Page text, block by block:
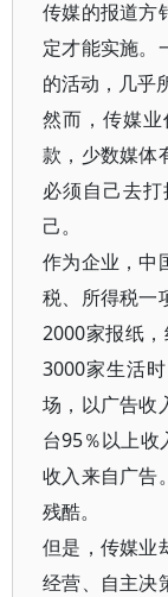
传媒的报道方
定才能实施。
的活动，几乎
然而，传媒
款，少数媒体
必须自己去
己。
作为企业，中
税、所得税一
2000家报纸
3000家生活
场，以广告收
台95％以上收
收入来自广告
残酷。
但是，传媒业
经营、自主决